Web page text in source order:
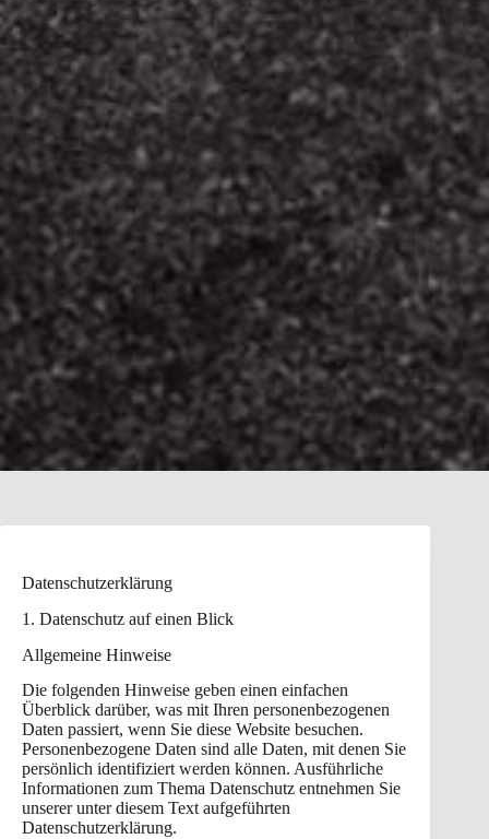
Datenschutz­erklärung
1. Datenschutz auf einen Blick
Allgemeine Hinweise
Die folgenden Hinweise geben einen einfachen
Überblick darüber, was mit Ihren personenbezogenen
Daten passiert, wenn Sie diese Website besuchen.
Personenbezogene Daten sind alle Daten, mit denen Sie
persönlich identifiziert werden können. Ausführliche
Informationen zum Thema Datenschutz entnehmen Sie
unserer unter diesem Text aufgeführten
Datenschutzerklärung.